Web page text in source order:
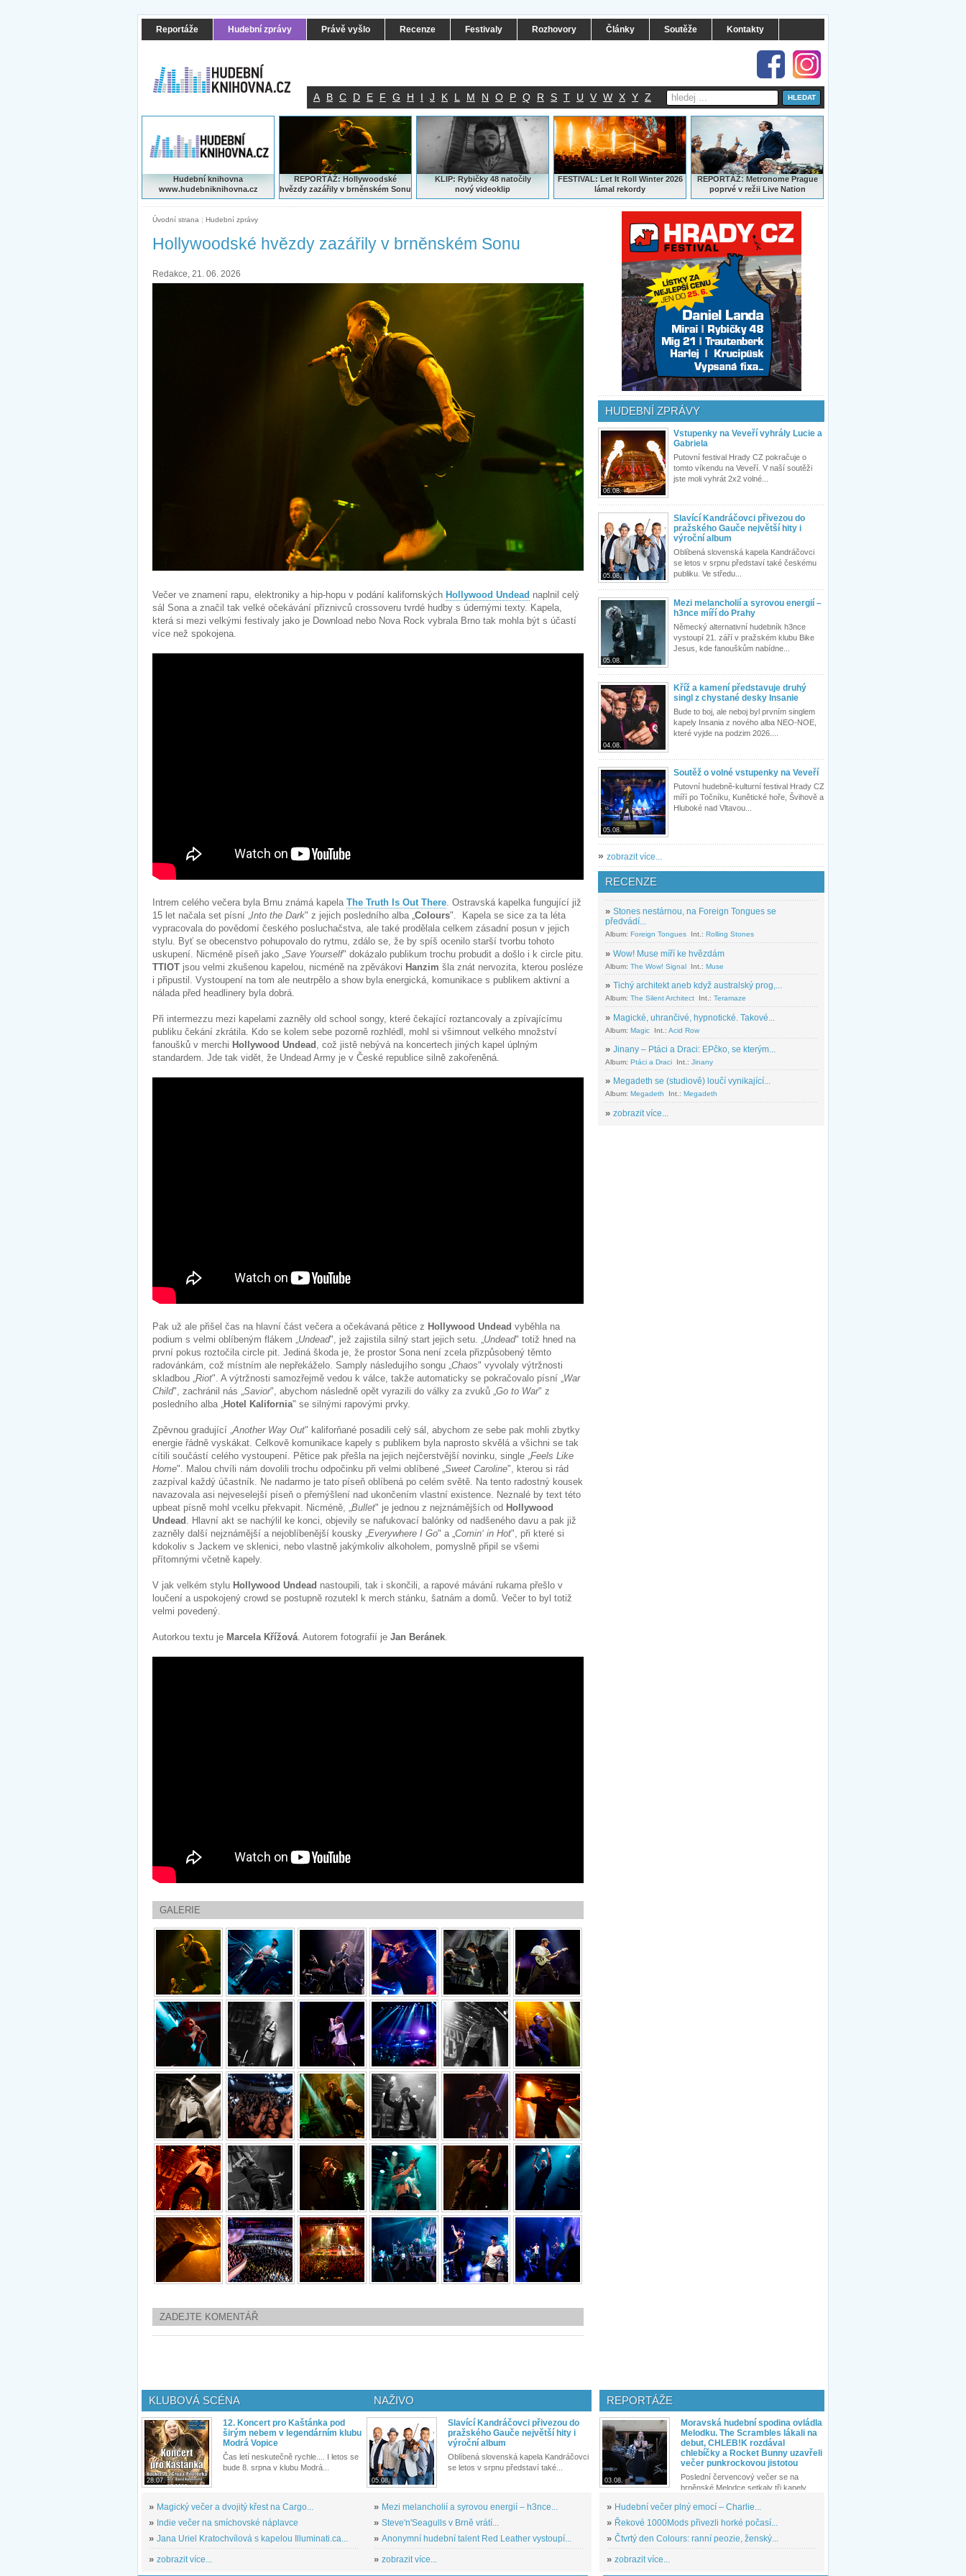
Reportáže Hudební zprávy Právě vyšlo Recenze Festivaly Rozhovory Články Soutěže Kontakty
A B C D E F G H I J K L M N O P Q R S T U V W X Y Z
Hudební knihovna
www.hudebniknihovna.cz
REPORTÁŽ: Hollywoodské
hvězdy zazářily v brněnském Sonu
KLIP: Rybičky 48 natočily
nový videoklip
FESTIVAL: Let It Roll Winter 2026
lámal rekordy
REPORTÁŽ:Metronome Prague
poprvé v režii Live Nation
Úvodní strana | Hudební zprávy
Hollywoodské hvězdy zazářily v brněnském Sonu
Redakce, 21. 06. 2026
Večer ve znamení rapu, elektroniky a hip-hopu v podání kalifornských Hollywood Undead naplnil celý
sál Sona a značil tak velké očekávání příznivců crossoveru tvrdé hudby s údernými texty. Kapela,
která si mezi velkými festivaly jako je Download nebo Nova Rock vybrala Brno tak mohla být s účastí
více než spokojena.
Intrem celého večera byla Brnu známá kapela The Truth Is Out There. Ostravská kapelka fungující již
15 let načala set písní „Into the Dark" z jejich posledního alba „Colours". Kapela se sice za ta léta
vypracovala do povědomí českého posluchačstva, ale také prodělala celkem zásadní posun v jejich
stylu. Byť se obecenstvo pohupovalo do rytmu, zdálo se, že by spíš ocenilo starší tvorbu tohoto
uskupení. Nicméně píseň jako „Save Yourself" dokázalo publikum trochu probudit a došlo i k circle pitu.
TTIOT jsou velmi zkušenou kapelou, nicméně na zpěvákovi Hanzim šla znát nervozita, kterou posléze
i připustil. Vystoupení na tom ale neutrpělo a show byla energická, komunikace s publikem aktivní a
nálada před headlinery byla dobrá.
Při intermezzu mezi kapelami zazněly old school songy, které čekající roztancovaly a zpívajícímu
publiku čekání zkrátila. Kdo se kolem sebe pozorně rozhlédl, mohl si všimnout velkého množství
fanoušků v merchi Hollywood Undead , což jistě nebývá na koncertech jiných kapel úplným
standardem. Jde tak vidět, že Undead Army je v České republice silně zakořeněná.
Pak už ale přišel čas na hlavní část večera a očekávaná pětice z Hollywood Undead vyběhla na
podium s velmi oblíbeným flákem „Undead", jež zajistila silný start jejich setu. „Undead" totiž hned na
první pokus roztočila circle pit. Jediná škoda je, že prostor Sona není zcela přizpůsobený těmto
radovánkám, což místním ale nepřekáželo. Samply následujího songu „Chaos" vyvolaly výtržnosti
skladbou „Riot". A výtržnosti samozřejmě vedou k válce, takže automaticky se pokračovalo písní „War
Child", zachránil nás „Savior", abychom následně opět vyrazili do války za zvuků „Go to War" z
posledního alba „Hotel Kalifornia" se silnými rapovými prvky.
Zpěvnou gradující „Another Way Out" kaliforňané posadili celý sál, abychom ze sebe pak mohli zbytky
energie řádně vyskákat. Celkově komunikace kapely s publikem byla naprosto skvělá a všichni se tak
cítili součástí celého vystoupení. Pětice pak přešla na jejich nejčerstvější novinku, single „Feels Like
Home". Malou chvíli nám dovolili trochu odpočinku při velmi oblíbené „Sweet Caroline", kterou si rád
zazpíval každý účastník. Ne nadarmo je tato píseň oblíbená po celém světě. Na tento radostný kousek
navazovala asi nejveselejší píseň o přemýšlení nad ukončením vlastní existence. Neznalé by text této
upbeat písně mohl vcelku překvapit. Nicméně, „Bullet" je jednou z nejznámějších od Hollywood
Undead . Hlavní akt se nachýlil ke konci, objevily se nafukovací balónky od nadšeného davu a pak již
zazněly další nejznámější a nejoblíbenější kousky „Everywhere I Go" a „Comin‘ in Hot", při které si
kdokoliv s Jackem ve sklenici, nebo vlastně jakýmkoliv alkoholem, pomyslně připil se všemi
přítomnými včetně kapely.
V jak velkém stylu Hollywood Undead nastoupili, tak i skončili, a rapové mávání rukama přešlo v
loučení a uspokojený crowd se postupně rozutekl k merch stánku, šatnám a domů. Večer to byl totiž
velmi povedený.
Autorkou textu je Marcela Křížová. Autorem fotografií je Jan Beránek.
GALERIE
ZADEJTE KOMENTÁŘ
HUDEBNÍ ZPRÁVY
06.08.
Vstupenky na Veveří vyhrály Lucie a
Gabriela
Putovní festival Hrady CZ pokračuje o
tomto víkendu na Veveří. V naší soutěži
jste moli vyhrát 2x2 volné...
05.08.
Slavící Kandráčovci přivezou do
pražského Gauče největší hity i
výroční album
Oblíbená slovenská kapela Kandráčovci
se letos v srpnu představí také českému
publiku. Ve středu...
05.08.
Mezi melancholií a syrovou energií –
h3nce míří do Prahy
Německý alternativní hudebník h3nce
vystoupí 21. září v pražském klubu Bike
Jesus, kde fanouškům nabídne...
04.08.
Kříž a kamení představuje druhý
singl z chystané desky Insanie
Bude to boj, ale neboj byl prvním singlem
kapely Insania z nového alba NEO-NOE,
které vyjde na podzim 2026....
05.08.
Soutěž o volné vstupenky na Veveří
Putovní hudebně-kulturní festival Hrady CZ
míří po Točníku, Kunětické hoře, Švihově a
Hluboké nad Vltavou...
» zobrazit více...
RECENZE
» Stones nestárnou, na Foreign Tongues se
předvádí...
Album: Foreign Tongues Int.: Rolling Stones
» Wow! Muse míří ke hvězdám
Album: The Wow! Signal Int.: Muse
» Tichý architekt aneb když australský prog,...
Album: The Silent Architect Int.: Teramaze
» Magické, uhrančivé, hypnotické. Takové...
Album: Magic Int.: Acid Row
» Jinany – Ptáci a Draci: EPčko, se kterým...
Album: Ptáci a Draci Int.: Jinany
» Megadeth se (studiově) loučí vynikající...
Album: Megadeth Int.: Megadeth
» zobrazit více...
KLUBOVÁ SCÉNA
28.07.
12. Koncert pro Kaštánka pod
širým nebem v legendárním klubu
Modrá Vopice
Čas letí neskutečně rychle.... I letos se
bude 8. srpna v klubu Modrá...
» Magický večer a dvojitý křest na Cargo...
» Indie večer na smíchovské náplavce
» Jana Uriel Kratochvílová s kapelou Illuminati.ca...
» zobrazit více...
NAŽIVO
05.08.
Slavící Kandráčovci přivezou do
pražského Gauče největší hity i
výroční album
Oblíbená slovenská kapela Kandráčovci
se letos v srpnu představí také...
» Mezi melancholií a syrovou energií – h3nce...
» Steve'n'Seagulls v Brně vrátí...
» Anonymní hudební talent Red Leather vystoupí...
» zobrazit více...
REPORTÁŽE
03.08.
Moravská hudební spodina ovládla
Melodku. The Scrambles lákali na
debut, CHLEB!K rozdával
chlebíčky a Rocket Bunny uzavřeli
večer punkrockovou jistotou
Poslední červencový večer se na
brněnské Melodce setkaly tři kapely...
» Hudební večer plný emocí – Charlie...
» Řekové 1000Mods přivezli horké počasí...
» Čtvrtý den Colours: ranní peozie, ženský...
» zobrazit více...